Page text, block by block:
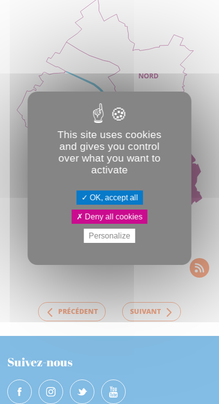
NORD
SUD
PRÉCÉDENT SUIVANT
Suivez-nous
This site uses cookies
and gives you control
over what you want to
activate
OK, accept all
Deny all cookies
Personalize